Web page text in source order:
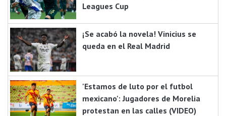
Leagues Cup
¡Se acabó la novela! Vinicius se
queda en el Real Madrid
'Estamos de luto por el futbol
mexicano': Jugadores de Morelia
protestan en las calles (VIDEO)